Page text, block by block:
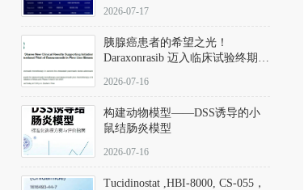
2026-07-17
胰腺癌患者的希望之光！
Daraxonrasib 迈入临床试验终期阶
2026-07-16
构建动物模型——DSS诱导的小
鼠结肠炎模型
2026-07-16
Tucidinostat ,HBI-8000, CS-055，